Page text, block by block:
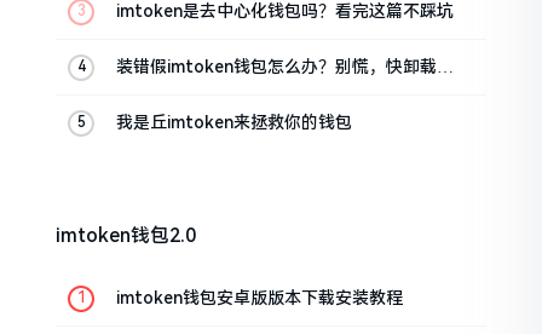
imtoken是去中心化钱包吗？看完这篇不踩坑
装错假imtoken钱包怎么办？别慌，快卸载，
我是丘imtoken来拯救你的钱包
imtoken钱包2.0
imtoken钱包安卓版版本下载安装教程